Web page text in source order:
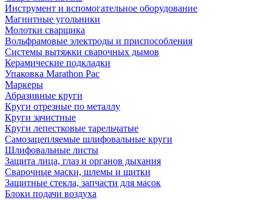
Инструмент и вспомогательное оборудование
Магнитные угольники
Молотки сварщика
Вольфрамовые электроды и приспособления
Системы вытяжки сварочных дымов
Керамические подкладки
Упаковка Marathon Pac
Маркеры
Абразивные круги
Круги отрезные по металлу
Круги зачистные
Круги лепестковые тарельчатые
Самозацепляемые шлифовальные круги
Шлифовальные листы
Защита лица, глаз и органов дыхания
Сварочные маски, шлемы и щитки
Защитные стекла, запчасти для масок
Блоки подачи воздуха